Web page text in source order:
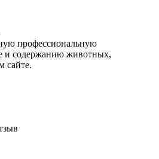
профессиональную
и содержанию животных,
сайте.